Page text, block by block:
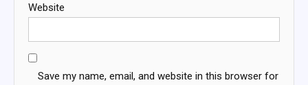
Website
Save my name, email, and website in this browser for